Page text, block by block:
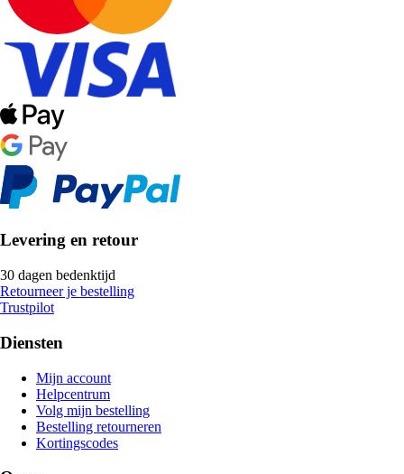
Levering en retour
30 dagen bedenktijd
Retourneer je bestelling
Trustpilot
Diensten
Mijn account
Helpcentrum
Volg mijn bestelling
Bestelling retourneren
Kortingscodes